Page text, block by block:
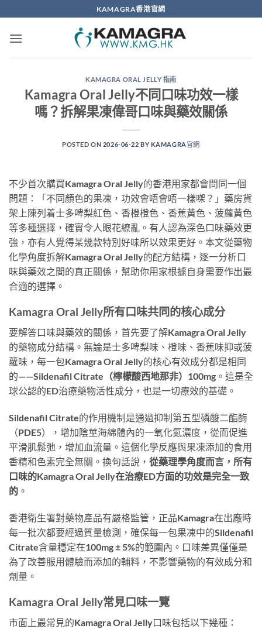
to
content
KAMAGRA香港官網
KAMAGRA ORAL JELLY 指南
Kamagra Oral Jelly不同口味功效一樣
嗎？拆解果凍偉哥口味與藥效關係
POSTED ON 2026-06-22 BY KAMAGRA官網
不少首次購買Kamagra Oral Jelly的香港用家都會問同一個
問題：「不同顏色的果凍，功效會唔會唔一樣㗎？」藥房貨
架上陳列着士多啤梨紅色、香橙橙色、香蕉黃色、菠蘿黃色
等多種選擇，確實令人眼花繚亂。有人認為深色口味藥效更
強，亦有人覺得某幾款特別好味所以效果更好。本文從藥物
化學角度拆解Kamagra Oral Jelly的配方結構，逐一分析口
味與藥效之間的真正關係，幫助你用家根據自身需要作出最
合適的選擇。
Kamagra Oral Jelly所有口味共同的核心成分
要解答口味與藥效的關係，首先要了解Kamagra Oral Jelly
的藥物成分結構。無論是士多啤梨味、橙味、香蕉味抑或菠
蘿味，每一包Kamagra Oral Jelly的核心有效成分都是相同
的——Sildenafil Citrate（檸檬酸西地那非）100mg 。這是全
球公認的ED治療藥物活性成分，也是一切療效的基礎。
Sildenafil Citrate的作用機制是通過抑制第五型磷酸二酯酶
（PDE5），增加陰莖海綿體內的一氧化氮濃度，從而促進
平滑肌鬆弛，增加血流量。這個化學反應與果凍添加的食用
香精和色素完全無關。換句話說， 從藥理學角度而言，所有
口味的Kamagra Oral Jelly在治療ED方面的功效是完全一致
的 。
香港衛生署對藥物產品有嚴格監管，正品Kamagra在出廠時
每一批次都要經過質量檢測，確保每一包果凍中的Sildenafil
Citrate含量穩定在100mg ± 5%的範圍內。口味差異僅僅是
為了改善服用體驗而添加的輔料，不影響藥物的有效成分和
劑量。
Kamagra Oral Jelly常見口味一覽
市面上最常見的Kamagra Oral Jelly口味包括以下幾種：